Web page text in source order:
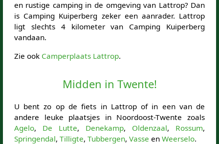
en rustige camping in de omgeving van Lattrop? Dan
is Camping Kuiperberg zeker een aanrader. Lattrop
ligt slechts 4 kilometer van Camping Kuiperberg
vandaan.
Zie ook Camperplaats Lattrop.
Midden in Twente!
U bent zo op de fiets in Lattrop of in een van de
andere leuke plaatsjes in Noordoost-Twente zoals
Agelo, De Lutte, Denekamp, Oldenzaal, Rossum,
Springendal, Tilligte, Tubbergen, Vasse en Weerselo.